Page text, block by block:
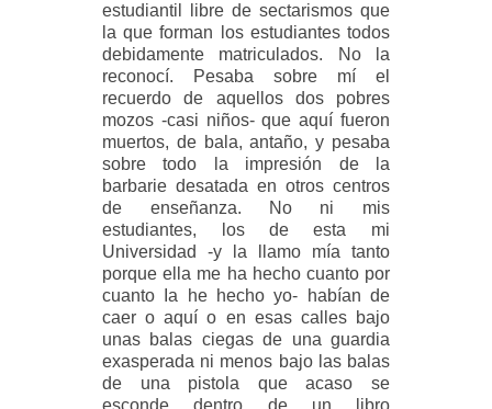
estudiantil libre de sectarismos que
la que forman los estudiantes todos
debidamente matriculados. No la
reconocí. Pesaba sobre mí el
recuerdo de aquellos dos pobres
mozos -casi niños- que aquí fueron
muertos, de bala, antaño, y pesaba
sobre todo la impresión de la
barbarie desatada en otros centros
de enseñanza. No ni mis
estudiantes, los de esta mi
Universidad -y la llamo mía tanto
porque ella me ha hecho cuanto por
cuanto Ia he hecho yo- habían de
caer o aquí o en esas calles bajo
unas balas ciegas de una guardia
exasperada ni menos bajo las balas
de una pistola que acaso se